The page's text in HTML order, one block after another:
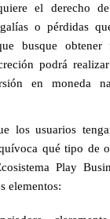
el derecho
o pérdidas
busque obtener
podrá
en moneda
los usuarios
qué tipo de
Play
elementos: